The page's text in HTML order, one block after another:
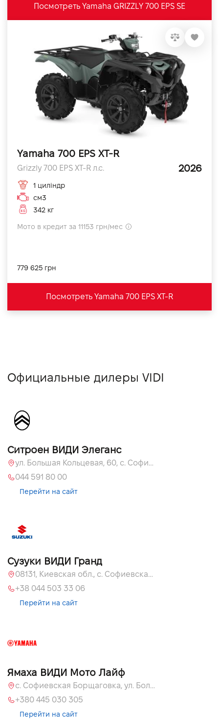
Посмотреть Yamaha GRIZZLY 700 EPS SE
Yamaha 700 EPS XT-R
Grizzly 700 EPS XT-R л.с. 2026
1 циліндр
см3
342 кг
Мото в кредит за 11153 грн/мес
779 625 грн
Посмотреть Yamaha 700 EPS XT-R
Официальные дилеры VIDI
Ситроен ВИДИ Элеганс
ул. Большая Кольцевая, 60, с. Софиевская Борщаговка, Киевская обл., 08131
044 591 80 00
Перейти на сайт
Сузуки ВИДИ Гранд
08131, Киевская обл., с. Софиевская Борщаговка, ул. Большая Кольцевая, 60
+38 044 503 33 06
Перейти на сайт
Ямаха ВИДИ Мото Лайф
с. Софиевская Борщаговка, ул. Большая Кольцевая, 58
+380 445 030 305
Перейти на сайт